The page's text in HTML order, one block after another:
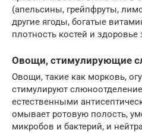
(апельсины, грейпфруты,
другие ягоды, богатые
плотность костей и здоровье
Овощи, стимулирующие
Овощи, такие как морковь,
стимулируют
естественными
омывает ротовую полость,
микробов и бактерий, и